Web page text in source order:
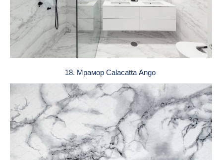
18. Мрамор Calacatta Ango